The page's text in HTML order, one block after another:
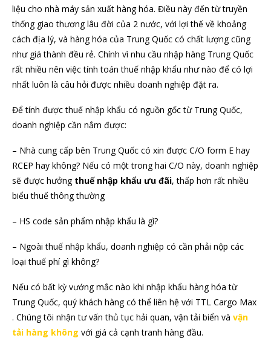
liệu cho nhà máy sản xuất hàng hóa. Điều này đến từ truyền
thống giao thương lâu đời của 2 nước, với lợi thế về khoảng
cách địa lý, và hàng hóa của Trung Quốc có chất lượng cũng
như giá thành đều rẻ. Chính vì nhu cầu nhập hàng Trung Quốc
rất nhiều nên việc tính toán thuế nhập khẩu như nào để có lợi
nhất luôn là câu hỏi được nhiều doanh nghiệp đặt ra.
Để tính được thuế nhập khẩu có nguồn gốc từ Trung Quốc,
doanh nghiệp cần nắm được:
– Nhà cung cấp bên Trung Quốc có xin được C/O form E hay
RCEP hay không? Nếu có một trong hai C/O này, doanh nghiệp
sẽ được hưởng thuế nhập khẩu ưu đãi, thấp hơn rất nhiều
biểu thuế thông thường
– HS code sản phẩm nhập khẩu là gì?
– Ngoài thuế nhập khẩu, doanh nghiệp có cần phải nộp các
loại thuế phí gì không?
Nếu có bất kỳ vướng mắc nào khi nhập khẩu hàng hóa từ
Trung Quốc, quý khách hàng có thể liên hệ với TTL Cargo Max
. Chúng tôi nhận tư vấn thủ tục hải quan, vận tải biển và vận
tải hàng không với giá cả cạnh tranh hàng đầu.